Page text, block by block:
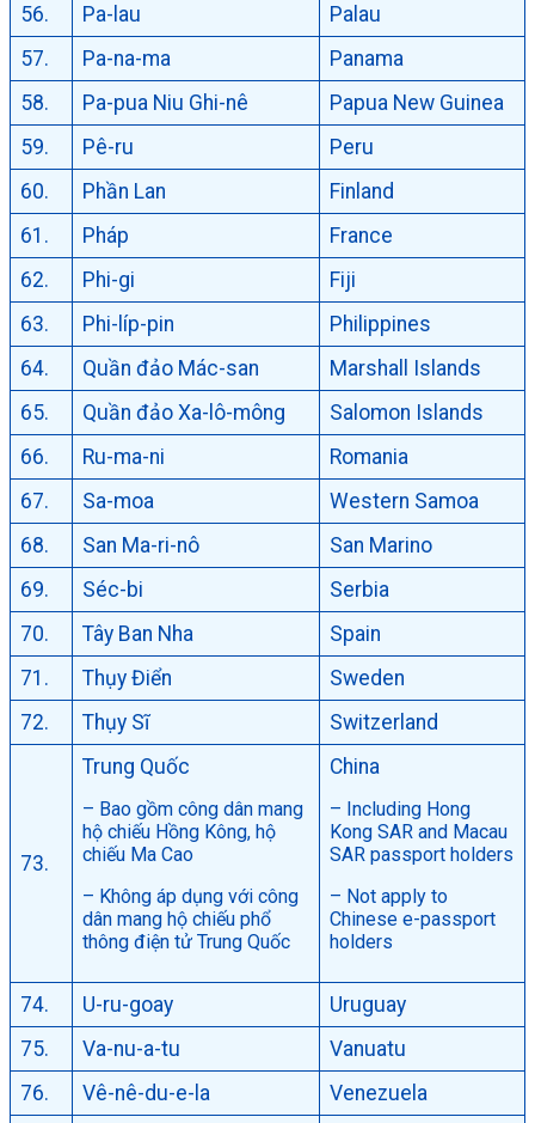
56.
Pa-lau
Palau
57.
Pa-na-ma
Panama
58.
Pa-pua Niu Ghi-nê
Papua New Guinea
59.
Pê-ru
Peru
60.
Phần Lan
Finland
61.
Pháp
France
62.
Phi-gi
Fiji
63.
Phi-líp-pin
Philippines
64.
Quần đảo Mác-san
Marshall Islands
65.
Quần đảo Xa-lô-mông
Salomon Islands
66.
Ru-ma-ni
Romania
67.
Sa-moa
Western Samoa
68.
San Ma-ri-nô
San Marino
69.
Séc-bi
Serbia
70.
Tây Ban Nha
Spain
71.
Thụy Điển
Sweden
72.
Thụy Sĩ Switzerland
73.
Trung Quốc
– Bao gồm công dân mang
hộ chiếu Hồng Kông, hộ
chiếu Ma Cao
– Không áp dụng với công
dân mang hộ chiếu phổ
thông điện tử Trung Quốc
China
– Including Hong
Kong SAR and Macau
SAR passport holders
– Not apply to
Chinese e-passport
holders
74. U-ru-goay
Uruguay
75.
Va-nu-a-tu
Vanuatu
76.
Vê-nê-du-e-la
Venezuela